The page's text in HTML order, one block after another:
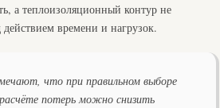
а теплоизоляционный контур не
времени и нагрузок.
что при правильном выборе
потерь можно снизить